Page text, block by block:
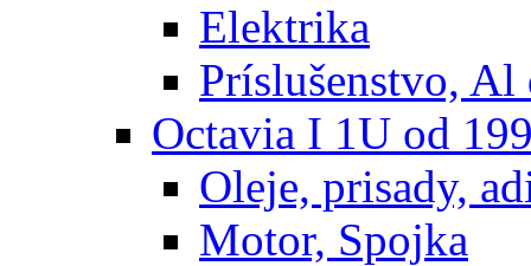
Elektrika
Príslušenstvo, Al
Octavia I 1U od
Oleje, prisady,
Motor, Spojka